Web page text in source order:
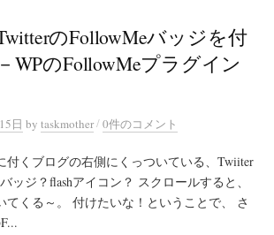
のFollowMeバッジを付
WPのFollowMeプラグイン
日 by taskmother/0件のコメント
付くブログの右側にくっついている、Twiiter
ッジ？flashアイコン？ スクロールすると、
てくる～。 付けたいな！ということで、 さ